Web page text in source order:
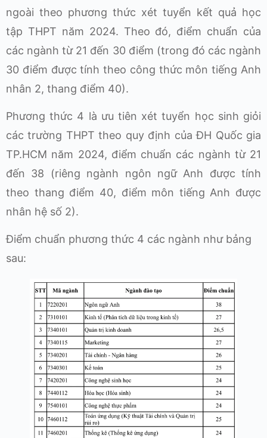
ngoài theo phương thức xét tuyển kết quả học
tập THPT năm 2024. Theo đó, điểm chuẩn của
các ngành từ 21 đến 30 điểm (trong đó các ngành
30 điểm được tính theo công thức môn tiếng Anh
nhân 2, thang điểm 40).
Phương thức 4 là ưu tiên xét tuyển học sinh giỏi
các trường THPT theo quy định của ĐH Quốc gia
TP.HCM năm 2024, điểm chuẩn các ngành từ 21
đến 38 (riêng ngành ngôn ngữ Anh được tính
theo thang điểm 40, điểm môn tiếng Anh được
nhân hệ số 2).
Điểm chuẩn phương thức 4 các ngành như bảng
sau: